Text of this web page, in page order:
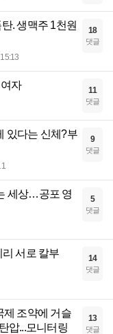
. 생맥주 1천원
15:13
18
댓글
자 11
댓글
있다는 신체?부
9
댓글
세상…공포 영
5
댓글
서로 칼부
14
댓글
제 조약에 거슬
압...모니터링
13
댓글